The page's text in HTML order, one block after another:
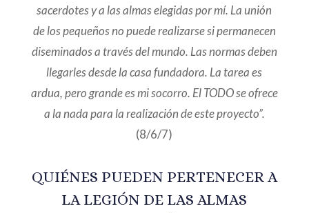
sacerdotes y a las almas elegidas por mí. La unión
de los pequeños no puede realizarse si permanecen
diseminados a través del mundo. Las normas deben
llegarles desde la casa fundadora. La tarea es
ardua, pero grande es mi socorro. El TODO se ofrece
a la nada para la realización de este proyecto”.
(8/6/7)
QUIÉNES PUEDEN PERTENECER A
LA LEGIÓN DE LAS ALMAS